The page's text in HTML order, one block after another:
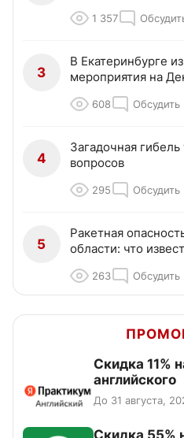
1 357
3
В Екатеринбурге
мероприятия на
608 Обсудить
4
Загадочная
вопросов
295 Обсудить
5
Ракетная
области: что
263 Обсудить
Скидка 11%
английского
До 31 августа,